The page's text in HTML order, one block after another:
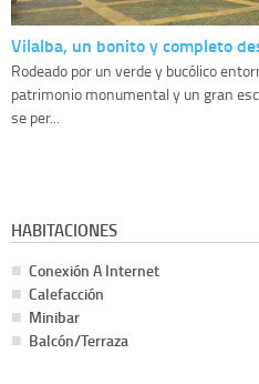
Vilalba, un bonito y completo
Rodeado por un verde y bucólico
patrimonio monumental y un gran
se per...
HABITACIONES
Conexión A Internet
Calefacción
Minibar
Balcón/Terraza